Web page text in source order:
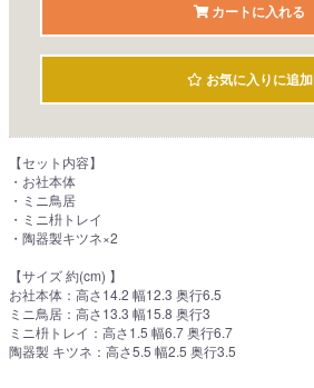
カートに入れる
お気に入りに追加
【セット内容】
・お社本体
・ミニ鳥居
・ミニ枡トレイ
・陶器製キツネ×2
【サイズ 約(cm) 】
お社本体：高さ14.2 幅12.3 奥行6.5
ミニ鳥居：高さ13.3 幅15.8 奥行3
ミニ枡トレイ：高さ1.5 幅6.7 奥行6.7
陶器製 キツネ：高さ5.5 幅2.5 奥行3.5